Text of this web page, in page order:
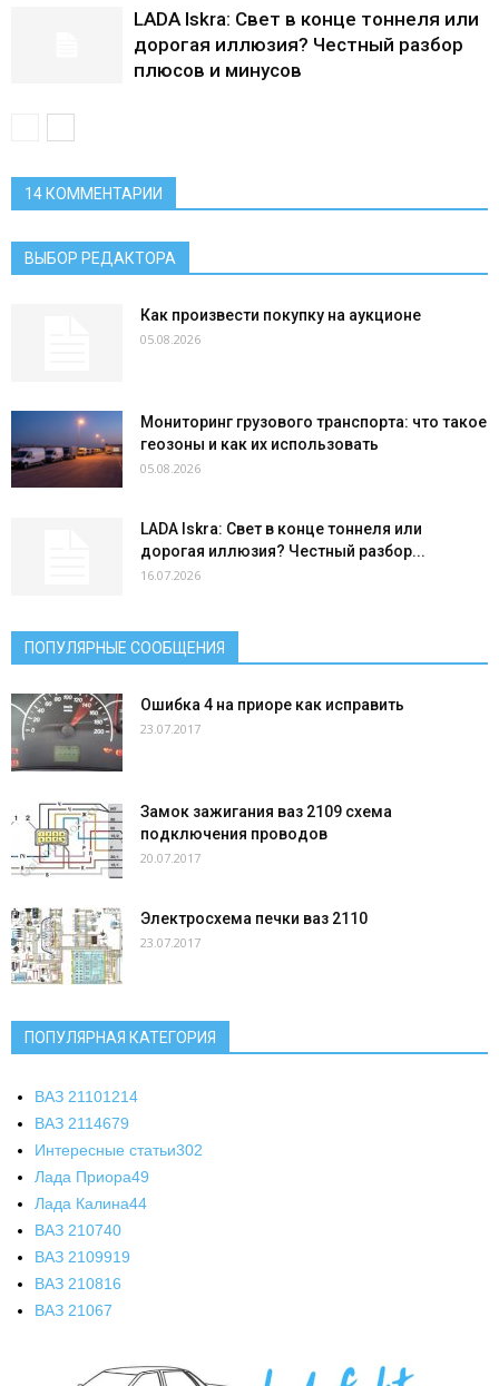
LADA Iskra: Свет в конце тоннеля или
дорогая иллюзия? Честный разбор
плюсов и минусов
14 КОММЕНТАРИИ
ВЫБОР РЕДАКТОРА
Как произвести покупку на аукционе
05.08.2026
Мониторинг грузового транспорта: что такое
геозоны и как их использовать
05.08.2026
LADA Iskra: Свет в конце тоннеля или
дорогая иллюзия? Честный разбор...
16.07.2026
ПОПУЛЯРНЫЕ СООБЩЕНИЯ
Ошибка 4 на приоре как исправить
23.07.2017
Замок зажигания ваз 2109 схема
подключения проводов
20.07.2017
Электросхема печки ваз 2110
23.07.2017
ПОПУЛЯРНАЯ КАТЕГОРИЯ
ВАЗ 21101214
ВАЗ 2114679
Интересные статьи302
Лада Приора49
Лада Калина44
ВАЗ 210740
ВАЗ 2109919
ВАЗ 210816
ВАЗ 21067